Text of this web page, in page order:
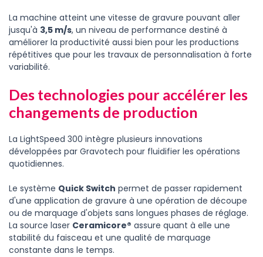
La machine atteint une vitesse de gravure pouvant aller
jusqu'à 3,5 m/s, un niveau de performance destiné à
améliorer la productivité aussi bien pour les productions
répétitives que pour les travaux de personnalisation à forte
variabilité.
Des technologies pour accélérer les
changements de production
La LightSpeed 300 intègre plusieurs innovations
développées par Gravotech pour fluidifier les opérations
quotidiennes.
Le système Quick Switch permet de passer rapidement
d'une application de gravure à une opération de découpe
ou de marquage d'objets sans longues phases de réglage.
La source laser Ceramicore® assure quant à elle une
stabilité du faisceau et une qualité de marquage
constante dans le temps.